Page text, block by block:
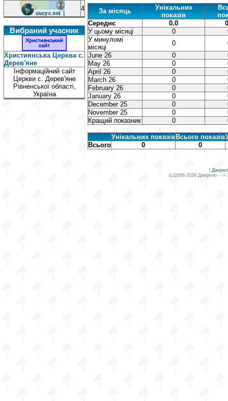
4
Вибраний учасник
Християнська Церква с.
Дерев'яне
Інформаційний сайт
Церкви с. Дерев'яне
Рівненської області,
Україна
За місяць
Унікальних
показів
Середнє
0.0
У цьому місяці
0
У минуломі
місяці
0
June 26
0
May 26
0
April 26
0
March 26
0
February 26
0
January 26
0
December 25
0
November 25
0
Кращий показник
0
Унікальних показів Всього показів
Всього
0 0
(c)2008-2026 Джерело - ->